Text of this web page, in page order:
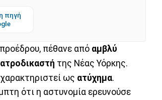
πηγή
πέθανε από αμβλύ
της Νέας Υόρκης.
ως ατύχημα.
ότι η αστυνομία ερευνούσε